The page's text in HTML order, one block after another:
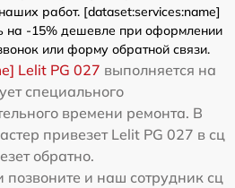
работ. [dataset:services:name]
на -15% дешевле при оформлении
или форму обратной связи.
Lelit PG 027 выполняется на
специального
времени ремонта. В
привезет Lelit PG 027 в сц
обратно.
и наш сотрудник сц